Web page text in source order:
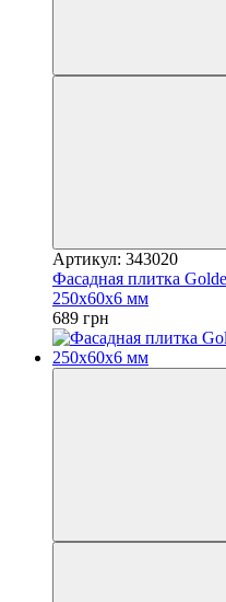
Артикул: 343020
Фасадная плитка
250х60х6 мм
689 грн